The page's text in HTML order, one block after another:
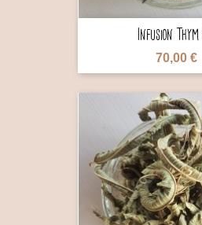
Infusion Thym
70,00 €
